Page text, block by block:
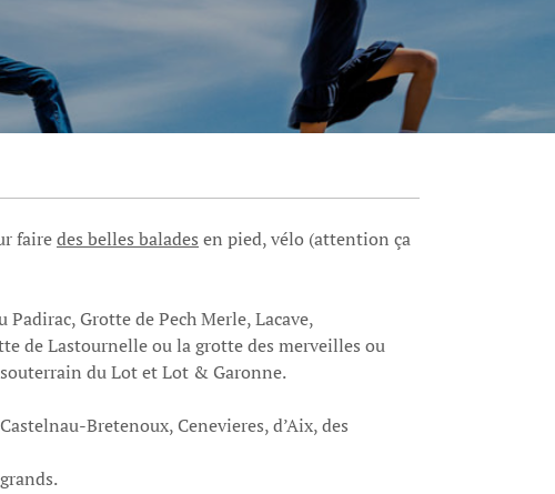
fairedes belles balades en pied, vélo (attention ça
Grotte de Pech Merle, Lacave,
deLastournelle ou la grotte des merveilles ou
du Lot et Lot & Garonne.
Bretenoux, Cenevieres, d’Aix, des